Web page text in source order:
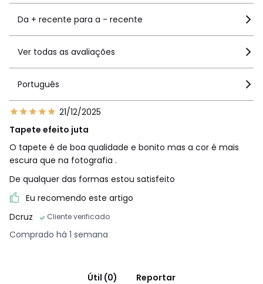
Da + recente para a - recente
Ver todas as avaliações
Português
21/12/2025
Tapete efeito juta
O tapete é de boa qualidade e bonito mas a cor é mais
escura que na fotografia .
De qualquer das formas estou satisfeito
Eu recomendo este artigo
Dcruz
Cliente verificado
Comprado há 1 semana
Útil (0)
Reportar